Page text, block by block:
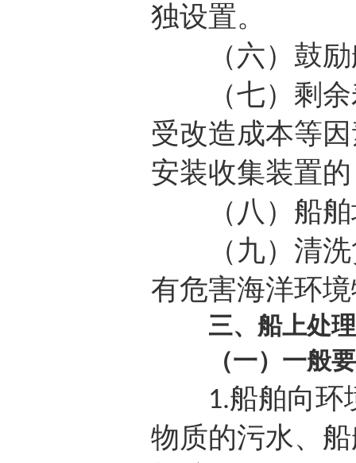
独设置。
（六）鼓励
（七）剩余
受改造成本等
安装收集装置
（八）船舶
（九）清洗
有危害海洋环
三、船上处
（一）一般
1.船舶向环
物质的污水、